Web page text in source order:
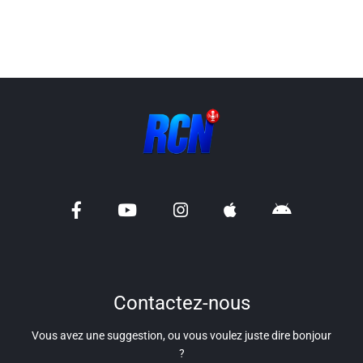
MEDIAS
Ecrire à RCN
Contactez-nous
Vous avez une suggestion, ou vous voulez juste dire bonjour
?